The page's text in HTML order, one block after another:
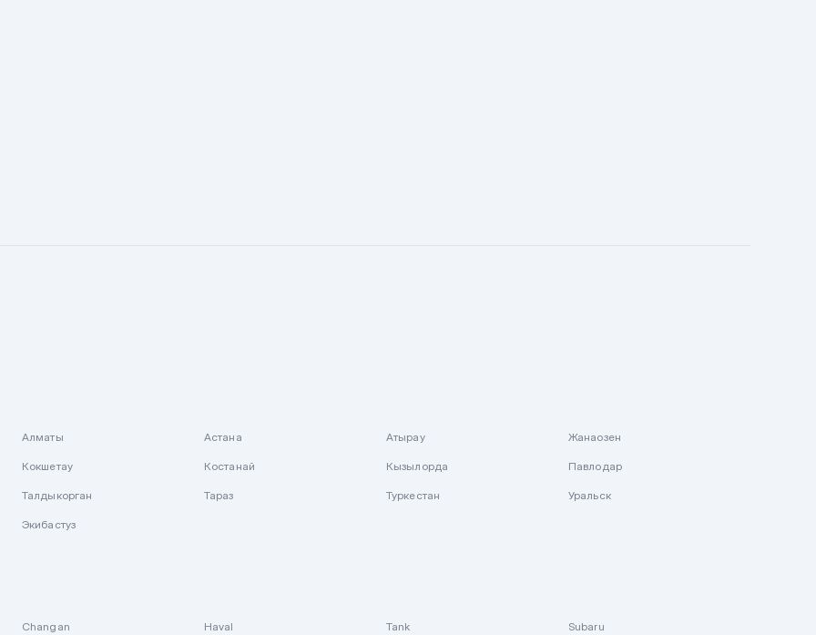
Алматы Астана Атырау Жанаозен
Кокшетау Костанай Кызылорда Павлодар
Талдыкорган Тараз Туркестан Уральск
Экибастуз
Changan Haval Tank Subaru